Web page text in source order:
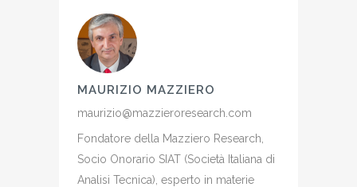
MAURIZIO MAZZIERO
maurizio@mazzieroresearch.com
Fondatore della Mazziero Research,
Socio Onorario SIAT (Società Italiana di
Analisi Tecnica), esperto in materie